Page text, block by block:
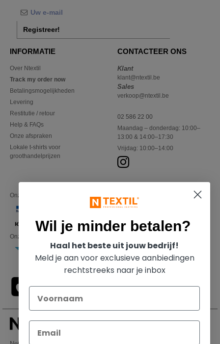
Registreer!
INFORMATIE
Over Ntextil
Track my order now
Betalingsmogelijkheden
Levering
Restitutie / retour
Help & FAQs
Onze afspraken
Lokale t-shirts voor
groothandelprijzen
CONTACTEER ONS
Klant
klant@ntextil.be
Sales
verkoop@ntextil.be
02 586 22 00
Maandag – donderdag: 10:00–
13:00 & 14:00–17:30
Vrijdag: 10:00–14:00
Onze financiële partners
Onze transporteurs
Wil je minder betalen?
Haal het beste uit jouw bedrijf!
Meld je aan voor exclusieve aanbiedingen
rechtstreeks naar je inbox